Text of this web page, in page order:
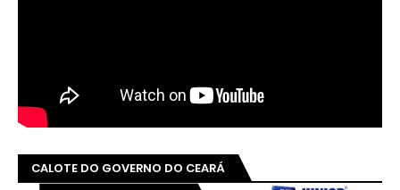
CALOTE DO GOVERNO DO CEARÁ